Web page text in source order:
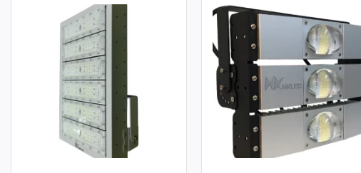
ĐÈN PHA LED MODULE SMD
P02 – CÔNG SUẤT 300W
Công suất: 300W
Hiệu suất chiếu sáng: 130lm/W
Nhiệt độ màu: 3.000K / 4.000K /
Chỉ số hoàn màu: CRI≥70
Tuổi thọ L70: 50.000h
Hệ số công suất: >0.95
Điện áp sử dụng: AC 100-277V ~
ĐÈN PHA LED MODULE COB
P03 – CÔNG SUẤT 150W
Công suất: 150W
Hiệu suất chiếu sáng: 130lm/W
Nhiệt độ màu: 3.000K / 4.000K /
6.000K
Chỉ số hoàn màu: CRI≥70
Tuổi thọ L70: 50.000h
Hệ số công suất: >0.95
Điện áp sử dụng: AC 100-277V ~